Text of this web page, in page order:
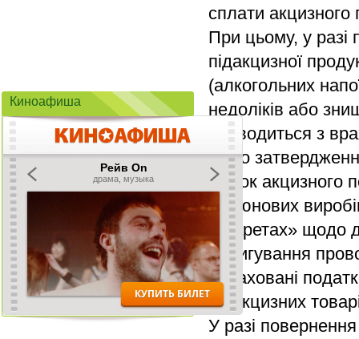
сплати акцизного
При цьому, у разі
підакцизної
(алкогольних
недоліків або
проводиться з
«Про
марок акцизного
тютюнових
сигаретах»
Коригування
нараховані
підакцизних
У разі
Киноафиша